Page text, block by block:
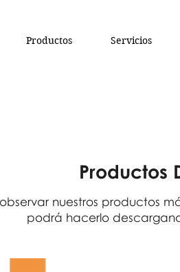
Productos Servicios
Productos
nuestros productos
podrá hacerlo